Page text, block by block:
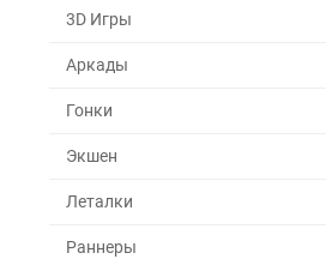
3D Игры
Аркады
Гонки
Экшен
Леталки
Раннеры